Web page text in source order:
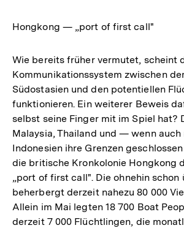
Hongkong — „port of first call"
Wie bereits früher vermutet, scheint
Kommunikationssystem zwischen
Südostasien und den potentiellen
funktionieren. Ein weiterer Beweis
selbst seine Finger mit im Spiel hat?
Malaysia, Thailand und — wenn
Indonesien ihre Grenzen
die britische Kronkolonie Hongkong
„port of first call". Die ohnehin schon
beherbergt derzeit nahezu 80 000
Allein im Mai legten 18 700 Boat
derzeit 7 000 Flüchtlingen, die